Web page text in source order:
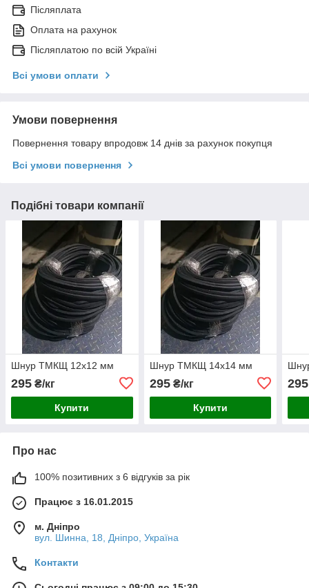
Післяплата
Оплата на рахунок
Післяплатою по всій Україні
Всі умови оплати
Умови повернення
Повернення товару впродовж 14 днів за рахунок покупця
Всі умови повернення
Подібні товари компанії
Шнур ТМКЩ 12х12 мм
295 ₴/кг
Купити
Шнур ТМКЩ 14х14 мм
295₴/кг
Купити
295
Про нас
100% позитивних з 6 відгуків за рік
Працює з 16.01.2015
м. Дніпро
вул. Шинна, 18, Дніпро, Україна
Контакти